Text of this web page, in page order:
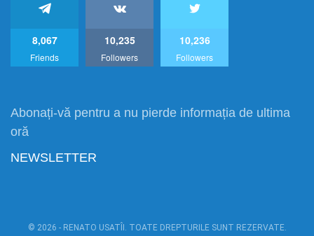
8,067
Friends
10,235
Followers
10,236
Followers
Abonați-vă pentru a nu pierde informația de ultima
oră
NEWSLETTER
© 2026 - RENATO USATÎI. TOATE DREPTURILE SUNT REZERVATE.